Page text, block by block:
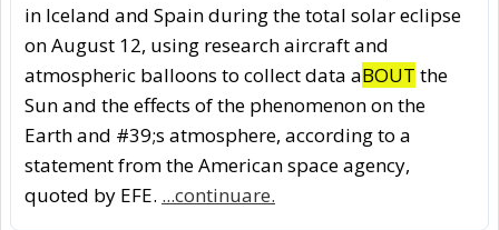
in Iceland and Spain during the total solar eclipse
on August 12, using research aircraft and
atmospheric balloons to collect data aBOUT the
Sun and the effects of the phenomenon on the
Earth and #39;s atmosphere, according to a
statement from the American space agency,
quoted by EFE. ...continuare.